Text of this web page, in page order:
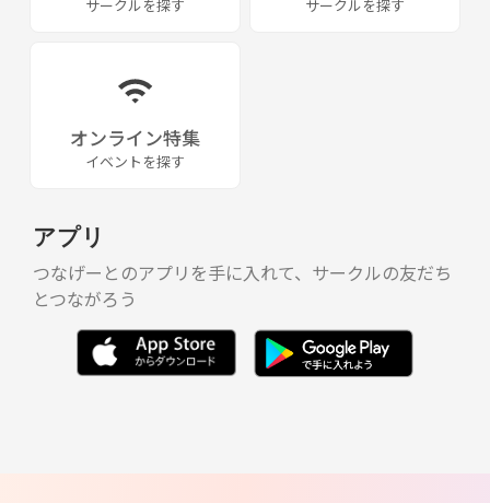
サークルを探す サークルを探す
オンライン特集
イベントを探す
アプリ
つなげーとのアプリを手に入れて、サークルの友だち
とつながろう